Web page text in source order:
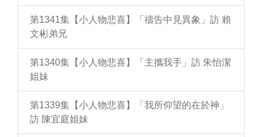
第1341集【小人物悲喜】「禱告中見異象」訪 賴
文彬弟兄
第1340集【小人物悲喜】「主攜我手」訪 朱怡潔
姐妹
第1339集【小人物悲喜】「我所仰望的在於神」
訪 陳宜庭姐妹